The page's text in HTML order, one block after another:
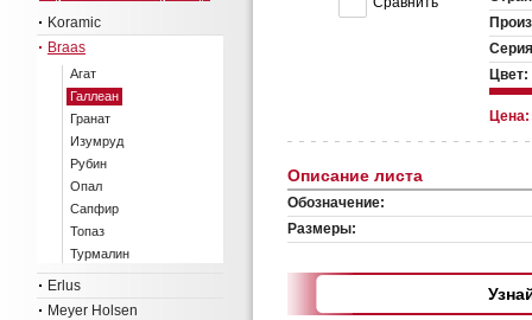
Koramic
Braas
Агат
Галлеан
Гранат
Изумруд
Рубин
Опал
Сапфир
Топаз
Турмалин
Erlus
Meyer Holsen
Цвет:
Цена:
Описание листа
Обозначение:
Размеры: